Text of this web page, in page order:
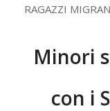
RAGAZZI
Minori
con i